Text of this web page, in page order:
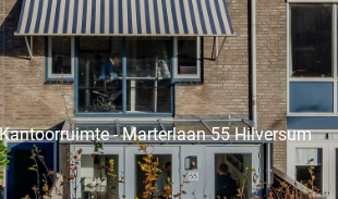
Kantoorruimte-Marterlaan 55 Hilversum